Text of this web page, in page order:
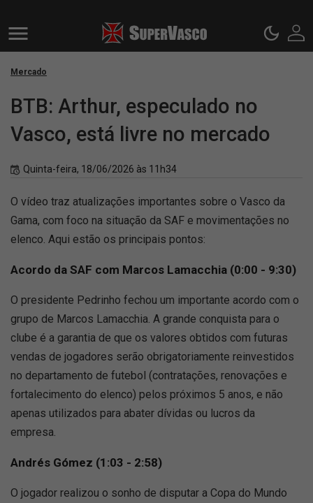
Mercado
BTB: Arthur, especulado no
Vasco, está livre no mercado
Quinta-feira, 18/06/2026 às 11h34
O vídeo traz atualizações importantes sobre o Vasco da
Gama, com foco na situação da SAF e movimentações no
elenco. Aqui estão os principais pontos:
Acordo da SAF com Marcos Lamacchia (0:00 - 9:30)
O presidente Pedrinho fechou um importante acordo com o
grupo de Marcos Lamacchia. A grande conquista para o
clube é a garantia de que os valores obtidos com futuras
vendas de jogadores serão obrigatoriamente reinvestidos
no departamento de futebol (contratações, renovações e
fortalecimento do elenco) pelos próximos 5 anos, e não
apenas utilizados para abater dívidas ou lucros da
empresa.
Andrés Gómez (1:03 - 2:58)
O jogador realizou o sonho de disputar a Copa do Mundo